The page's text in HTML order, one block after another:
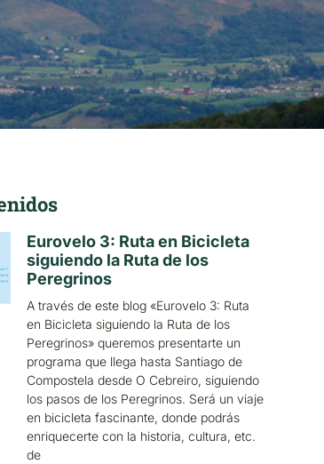
Eurovelo 3: Ruta en Bicicleta
siguiendo la Ruta de los
Peregrinos
A través de este blog «Eurovelo 3: Ruta
en Bicicleta siguiendo la Ruta de los
Peregrinos» queremos presentarte un
programa que llega hasta Santiago de
Compostela desde O Cebreiro, siguiendo
los pasos de los Peregrinos. Será un viaje
en bicicleta fascinante, donde podrás
enriquecerte con la historia, cultura, etc.
de